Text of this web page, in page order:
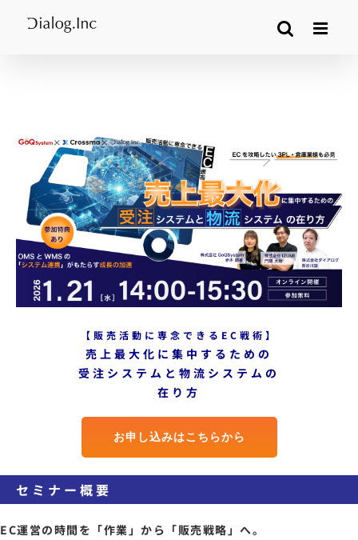
【販売活動に専念できるEC戦術】
売上最大化に集中するための
受注システムと物流システムの
在り方
お申し込みはこちらから
セミナー概要
EC運営の時間を「作業」から「販売戦略」へ。